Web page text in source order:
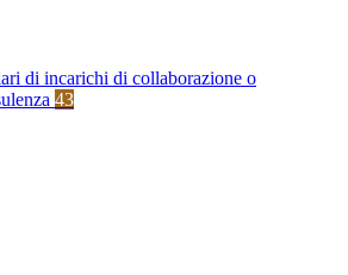
di incarichi di collaborazione o
43